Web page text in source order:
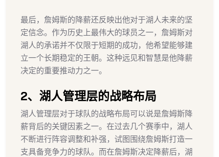
最后，詹姆斯的降薪还反映出他对于湖人未来的坚
定信念。作为历史上最伟大的球员之一，詹姆斯对
湖人的承诺并不仅限于短期的成功，他希望能够建
立一个长期稳定的王朝。这种远见和智慧是他降薪
决定的重要推动力之一。
2、湖人管理层的战略布局
湖人管理层对于球队的战略布局可以说是詹姆斯降
薪背后的关键因素之一。在过去几个赛季中，湖人
不断进行阵容调整和补强，试图围绕詹姆斯打造一
支具备竞争力的球队。而在詹姆斯决定降薪后，湖